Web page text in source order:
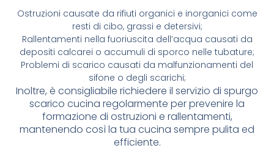
Ostruzioni causate da rifiuti organici e inorganici come
resti di cibo, grassi e detersivi;
Rallentamenti nella fuoriuscita dell’acqua causati da
depositi calcarei o accumuli di sporco nelle tubature;
Problemi di scarico causati da malfunzionamenti del
sifone o degli scarichi;
Inoltre, è consigliabile richiedere il servizio di spurgo
scarico cucina regolarmente per prevenire la
formazione di ostruzioni e rallentamenti,
mantenendo così la tua cucina sempre pulita ed
efficiente.